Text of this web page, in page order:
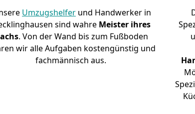
Umzugshelfer und Handwerker in
sind wahre Meister ihres
. Von der Wand bis zum Fußboden
wir alle Aufgaben kostengünstig und
fachmännisch aus.